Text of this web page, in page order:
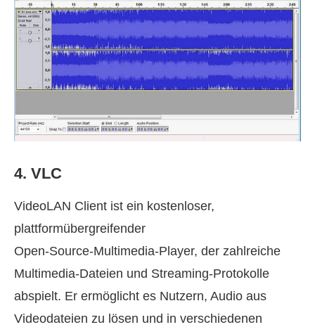
4. VLC
VideoLAN Client ist ein kostenloser,
plattformübergreifender
Open‑Source‑Multimedia‑Player, der zahlreiche
Multimedia‑Dateien und Streaming‑Protokolle
abspielt. Er ermöglicht es Nutzern, Audio aus
Videodateien zu lösen und in verschiedenen